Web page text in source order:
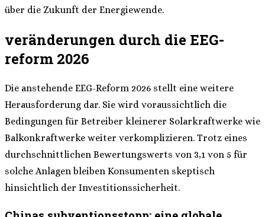
über die Zukunft der Energiewende.
veränderungen durch die EEG-
reform 2026
Die anstehende EEG-Reform 2026 stellt eine weitere
Herausforderung dar. Sie wird voraussichtlich die
Bedingungen für Betreiber kleinerer Solarkraftwerke wie
Balkonkraftwerke weiter verkomplizieren. Trotz eines
durchschnittlichen Bewertungswerts von 3,1 von 5 für
solche Anlagen bleiben Konsumenten skeptisch
hinsichtlich der Investitionssicherheit.